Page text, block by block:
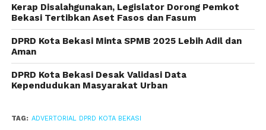
media sosial (medsos) agar dapat dipahami secara
mudah.
“Saya bilang, kalau bapak punya solusi baik jangka
pendek maupun jangka panjang, itu sampaikan ke
masyarakat dengan baik dan benar. Bapak punya
medsos, bahasanya yang mudah dimengerti,”
Kerap Disalahgunakan, Legislator Dorong Pemkot
Bekasi Tertibkan Aset Fasos dan Fasum
DPRD Kota Bekasi Minta SPMB 2025 Lebih Adil dan
Aman
DPRD Kota Bekasi Desak Validasi Data
Kependudukan Masyarakat Urban
TAG: ADVERTORIAL DPRD KOTA BEKASI